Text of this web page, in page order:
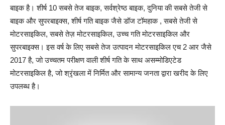
बाइक है। शीर्ष 10 सबसे तेज बाइक, सर्वश्रेष्ठ बाइक, दुनिया की सबसे तेजी से
बाइक और सुपरबाइक्स, शीर्ष गति बाइक जैसे डॉज टॉमहाक , सबसे तेजी से
मोटरसाइकिल, सबसे तेज़ मोटरसाइकिल, उच्च गति मोटरसाइकिल और
सुपरबाइक्स। इस वर्ष के लिए सबसे तेज उत्पादन मोटरसाइकिल एच 2 आर जैसे
2017 है, जो उच्चतम परीक्षण वाली शीर्ष गति के साथ असम्मोडिएटेड
मोटरसाइकिल है, जो श्रृंखला में निर्मित और सामान्य जनता द्वारा खरीद के लिए
उपलब्ध है।